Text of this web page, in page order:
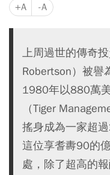
+A -A
上周過世的傳奇
Robertson）被譽
1980年以880萬
（Tiger
搖身成為一家超
這位享耆夀90的
處，除了超高的